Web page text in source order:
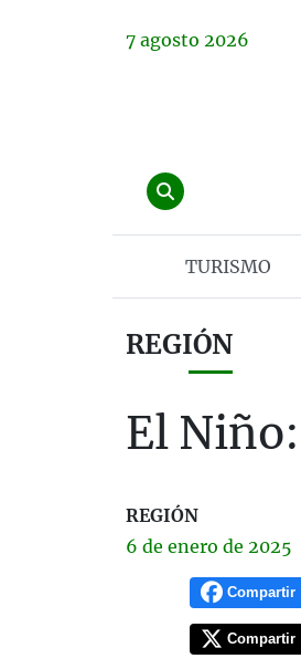
7 agosto 2026
TURISMO
REGIÓN
El
REGIÓN
6 de enero de 2025
Compartir
Compartir